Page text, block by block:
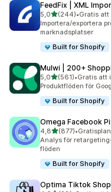
FeedFix | XML
5,0av 5 stjärnor
(244)
244 recensioner totalt
•Gratis
Importera/exportera
marknadsplatser
Built for Shopify
Mulwi | 200+
5,0av 5 stjärnor
(561)
561 recensioner totalt
•Gratis att
Produktflöden för
Built for Shopify
Omega Facebook
4,8av 5 stjärnor
(877)
877 recensioner totalt
•
Analys för
flöden
Built for Shopify
Optima Tiktok